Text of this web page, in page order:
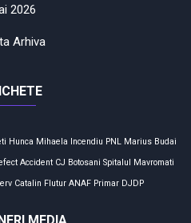
2026
Arhiva
Hunca Mihaela Incendiu PNL
Marius Budai
Accident CJ Botosani Spitalul Mavromati
Catalin Flutur ANAF Primar DJDP
MEDIA